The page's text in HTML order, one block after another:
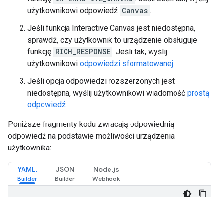
użytkownikowi odpowiedź Canvas .
Jeśli funkcja Interactive Canvas jest niedostępna,
sprawdź, czy użytkownik to urządzenie obsługuje
funkcję RICH_RESPONSE . Jeśli tak, wyślij
użytkownikowi odpowiedzi sformatowanej.
Jeśli opcja odpowiedzi rozszerzonych jest
niedostępna, wyślij użytkownikowi wiadomość prostą
odpowiedź.
Poniższe fragmenty kodu zwracają odpowiednią
odpowiedź na podstawie możliwości urządzenia
użytkownika:
YAML, JSON Node.js